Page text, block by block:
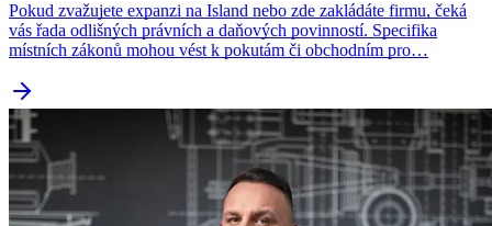
Pokud zvažujete expanzi na Island nebo zde zakládáte firmu, čeká
vás řada odlišných právních a daňových povinností. Specifika
místních zákonů mohou vést k pokutám či obchodním pro…